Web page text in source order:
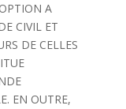
A
CIVIL ET
DE CELLES
EN OUTRE,